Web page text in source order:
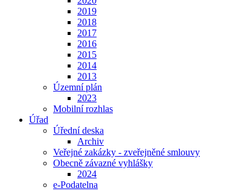
2019
2018
2017
2016
2015
2014
2013
Územní plán
2023
Mobilní rozhlas
Úřad
Úřední deska
Archiv
Veřejné zakázky - zveřejněné smlouvy
Obecně závazné vyhlášky
2024
e-Podatelna